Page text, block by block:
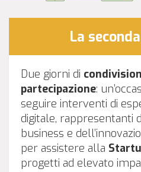
La
Due giorni di
partecipazione:
seguire interventi di
digitale, rappresentanti
business e
per assistere alla
progetti ad elevato